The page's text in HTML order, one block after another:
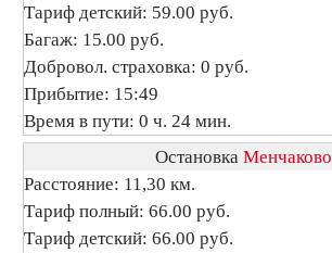
Тариф детский: 59.00 руб.
Багаж: 15.00 руб.
Добровол. страховка: 0 руб.
Прибытие: 15:49
Время в пути: 0 ч. 24 мин.
Остановка Менчаково
Расстояние: 11,30 км.
Тариф полный: 66.00 руб.
Тариф детский: 66.00 руб.